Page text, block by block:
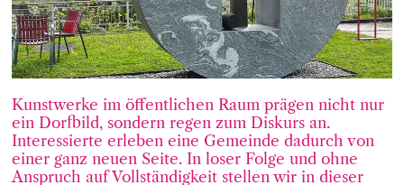
Kunstwerke im öffentlichen Raum prägen nicht nur
ein Dorfbild, sondern regen zum Diskurs an.
Interessierte erleben eine Gemeinde dadurch von
einer ganz neuen Seite. In loser Folge und ohne
Anspruch auf Vollständigkeit stellen wir in dieser